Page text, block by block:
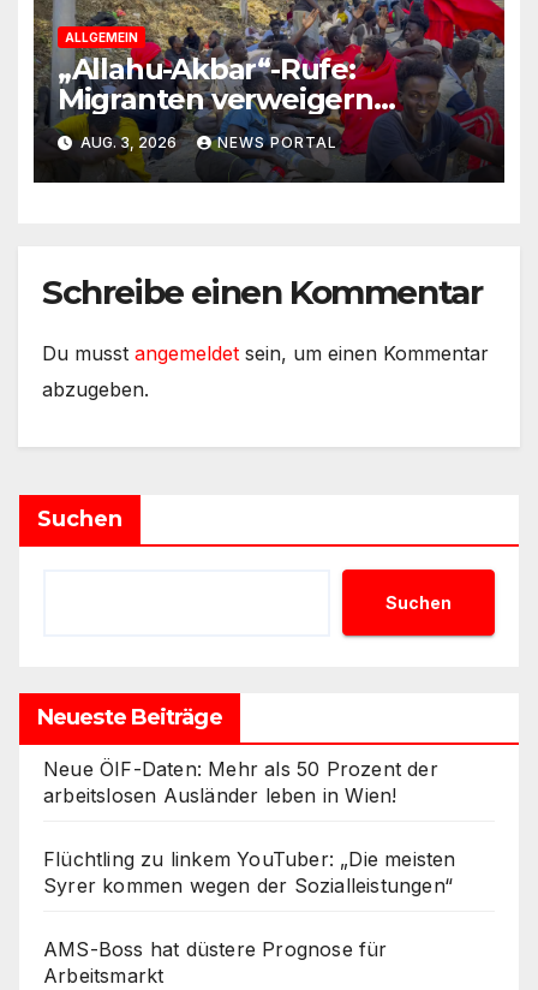
ALLGEMEIN
„Allahu-Akbar“-Rufe:
Migranten verweigern
Rückreise
AUG. 3, 2026 NEWS PORTAL
Schreibe einen Kommentar
Du musst angemeldet sein, um einen Kommentar
abzugeben.
Suchen
Suchen
Neueste Beiträge
Neue ÖIF-Daten: Mehr als 50 Prozent der
arbeitslosen Ausländer leben in Wien!
Flüchtling zu linkem YouTuber: „Die meisten
Syrer kommen wegen der Sozialleistungen“
AMS-Boss hat düstere Prognose für
Arbeitsmarkt